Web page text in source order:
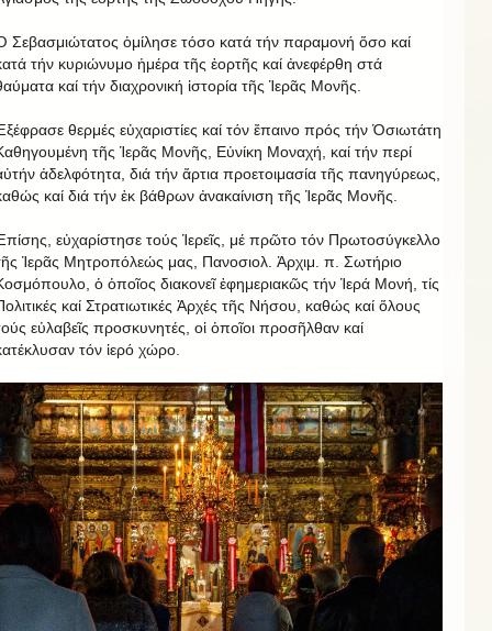
Σεβασμιώτατος ὁμίλησε τόσο κατά τήν παραμονή ὅσο καί
τήν κυριώνυμο ἡμέρα τῆς ἑορτῆς καί ἀνεφέρθη στά
καί τήν διαχρονική ἱστορία τῆς Ἱερᾶς Μονῆς.
θερμές εὐχαριστίες καί τόν ἔπαινο πρός τήν Ὁσιωτάτη
τῆς Ἱερᾶς Μονῆς, Εὐνίκη Μοναχή, καί τήν περί
ἀδελφότητα, διά τήν ἄρτια προετοιμασία τῆς πανηγύρεως,
καί διά τήν ἐκ βάθρων ἀνακαίνιση τῆς Ἱερᾶς Μονῆς.
εὐχαρίστησε τούς Ἱερεῖς, μέ πρῶτο τόν Πρωτοσύγκελλο
Ἱερᾶς Μητροπόλεώς μας, Πανοσιολ. Ἀρχιμ. π. Σωτήριο
ὁ ὁποῖος διακονεῖ ἐφημεριακῶς τήν Ἱερά Μονή, τίς
καί Στρατιωτικές Ἀρχές τῆς Νήσου, καθώς καί ὅλους
εὐλαβεῖς προσκυνητές, οἱ ὁποῖοι προσῆλθαν καί
τόν ἱερό χώρο.